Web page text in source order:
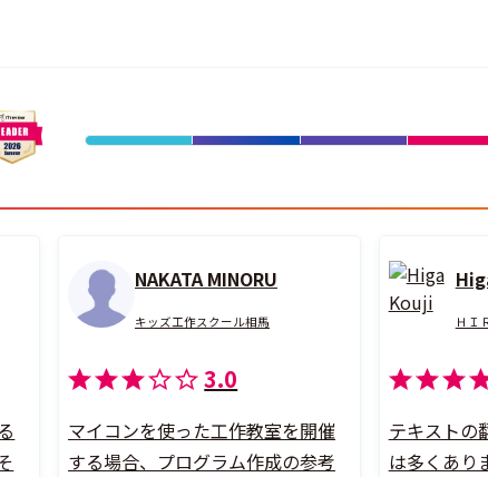
NAKATA MINORU
キッズ工作スクール相馬
3.0
マイコンを使った工作教室を開催
する場合、プログラム作成の参考
ＨＩ
テキストの
は多くあり